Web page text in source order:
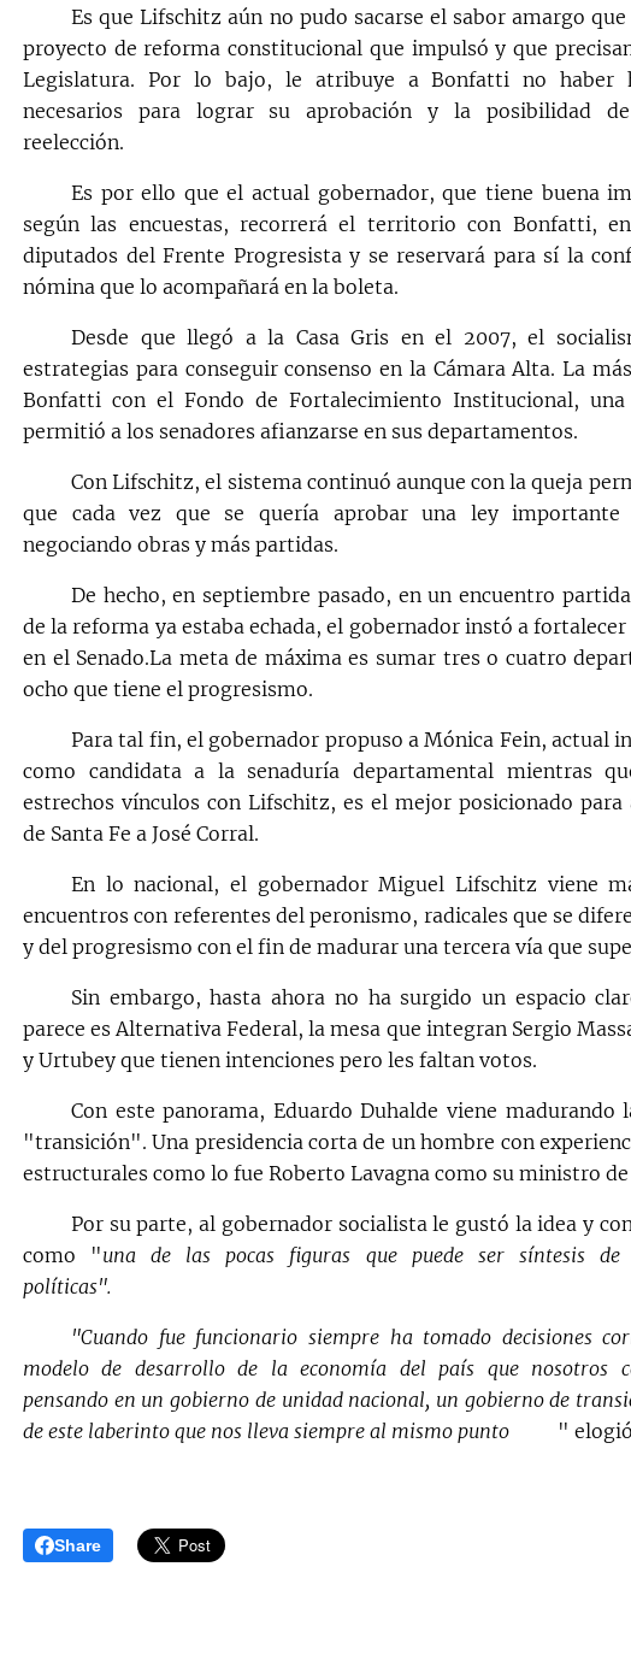
Es que Lifschitz aún no pudo sacarse el sabor amargo
proyecto de reforma constitucional que impulsó y que
Legislatura. Por lo bajo, le atribuye a Bonfatti no haber
necesarios para lograr su aprobación y la posibilidad
reelección.
Es por ello que el actual gobernador, que tiene buena
según las encuestas, recorrerá el territorio con Bonfatti,
diputados del Frente Progresista y se reservará para sí la
nómina que lo acompañará en la boleta.
Desde que llegó a la Casa Gris en el 2007, el
estrategias para conseguir consenso en la Cámara Alta. La
Bonfatti con el Fondo de Fortalecimiento Institucional,
permitió a los senadores afianzarse en sus departamentos.
Con Lifschitz, el sistema continuó aunque con la queja
que cada vez que se quería aprobar una ley
negociando obras y más partidas.
De hecho, en septiembre pasado, en un encuentro
de la reforma ya estaba echada, el gobernador instó a
en el Senado.La meta de máxima es sumar tres o cuatro
ocho que tiene el progresismo.
Para tal fin, el gobernador propuso a Mónica Fein, actual
como candidata a la senaduría departamental mientras
estrechos vínculos con Lifschitz, es el mejor posicionado
de Santa Fe a José Corral.
En lo nacional, el gobernador Miguel Lifschitz viene
encuentros con referentes del peronismo, radicales que se
y del progresismo con el fin de madurar una tercera vía que
Sin embargo, hasta ahora no ha surgido un espacio
parece es Alternativa Federal, la mesa que integran Sergio
y Urtubey que tienen intenciones pero les faltan votos.
Con este panorama, Eduardo Duhalde viene madurando
"transición". Una presidencia corta de un hombre con
estructurales como lo fue Roberto Lavagna como su ministro
Por su parte, al gobernador socialista le gustó la idea y
como "una de las pocas figuras que puede ser síntesis de
políticas".
"Cuando fue funcionario siempre ha tomado decisiones
modelo de desarrollo de la economía del país que nosotros
pensando en un gobierno de unidad nacional, un gobierno de
de este laberinto que nos lleva siempre al mismo punto
"
Share